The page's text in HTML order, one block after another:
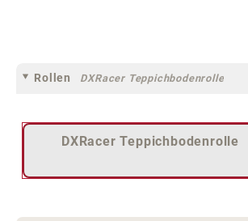
Rollen DXRacer Teppichbodenrolle
DXRacer Teppichbodenrolle